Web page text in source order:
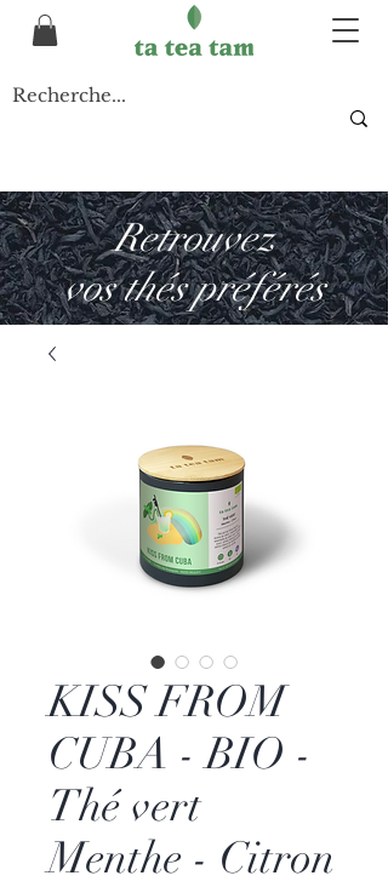
Retrouvez
vos thés préférés
KISS FROM
CUBA - BIO -
Thé vert
Menthe - Citron